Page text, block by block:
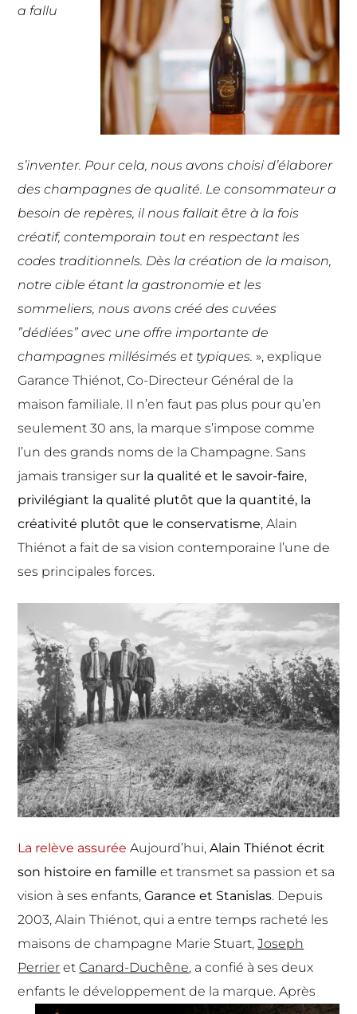
a fallu
s’inventer. Pour cela, nous avons choisi d’élaborer
des champagnes de qualité. Le consommateur a
besoin de repères, il nous fallait être à la fois
créatif, contemporain tout en respectant les
codes traditionnels. Dès la création de la maison,
notre cible étant la gastronomie et les
sommeliers, nous avons créé des cuvées
”dédiées” avec une offre importante de
champagnes millésimés et typiques. », explique
Garance Thiénot, Co-Directeur Général de la
maison familiale. Il n’en faut pas plus pour qu’en
seulement 30 ans, la marque s’impose comme
l’un des grands noms de la Champagne. Sans
jamais transiger sur la qualité et le savoir-faire,
privilégiant la qualité plutôt que la quantité, la
créativité plutôt que le conservatisme, Alain
Thiénot a fait de sa vision contemporaine l’une de
ses principales forces.
La relève assurée Aujourd’hui,Alain Thiénot écrit
son histoire en famille et transmet sa passion et sa
vision à ses enfants,Garance et Stanislas. Depuis
2003, Alain Thiénot, qui a entre temps racheté les
maisons de champagne Marie Stuart,Joseph
Perrier etCanard-Duchêne, a confié à ses deux
enfants le développement de la marque.Après